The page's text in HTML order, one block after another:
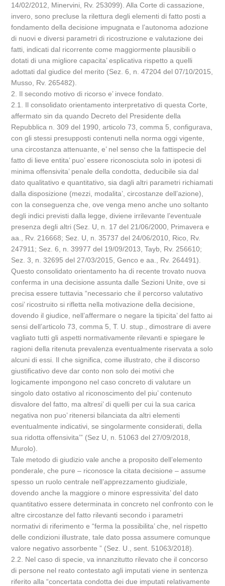
14/02/2012, Minervini, Rv. 253099). Alla Corte di cassazione,
invero, sono precluse la rilettura degli elementi di fatto posti a
fondamento della decisione impugnata e l’autonoma adozione
di nuovi e diversi parametri di ricostruzione e valutazione dei
fatti, indicati dal ricorrente come maggiormente plausibili o
dotati di una migliore capacita’ esplicativa rispetto a quelli
adottati dal giudice del merito (Sez. 6, n. 47204 del 07/10/2015,
Musso, Rv. 265482).
2. Il secondo motivo di ricorso e’ invece fondato.
2.1. Il consolidato orientamento interpretativo di questa Corte,
affermato sin da quando Decreto del Presidente della
Repubblica n. 309 del 1990, articolo 73, comma 5, configurava,
con gli stessi presupposti contenuti nella norma oggi vigente,
una circostanza attenuante, e’ nel senso che la fattispecie del
fatto di lieve entita’ puo’ essere riconosciuta solo in ipotesi di
minima offensivita’ penale della condotta, deducibile sia dal
dato qualitativo e quantitativo, sia dagli altri parametri richiamati
dalla disposizione (mezzi, modalita’, circostanze dell’azione),
con la conseguenza che, ove venga meno anche uno soltanto
degli indici previsti dalla legge, diviene irrilevante l’eventuale
presenza degli altri (Sez. U, n. 17 del 21/06/2000, Primavera e
aa., Rv. 216668; Sez. U, n. 35737 del 24/06/2010, Rico, Rv.
247911; Sez. 6, n. 39977 del 19/09/2013, Tayb, Rv. 256610;
Sez. 3, n. 32695 del 27/03/2015, Genco e aa., Rv. 264491).
Questo consolidato orientamento ha di recente trovato nuova
conferma in una decisione assunta dalle Sezioni Unite, ove si
precisa essere tuttavia “necessario che il percorso valutativo
cosi’ ricostruito si rifletta nella motivazione della decisione,
dovendo il giudice, nell’affermare o negare la tipicita’ del fatto ai
sensi dell’articolo 73, comma 5, T. U. stup., dimostrare di avere
vagliato tutti gli aspetti normativamente rilevanti e spiegare le
ragioni della ritenuta prevalenza eventualmente riservata a solo
alcuni di essi. Il che significa, come illustrato, che il discorso
giustificativo deve dar conto non solo dei motivi che
logicamente impongono nel caso concreto di valutare un
singolo dato ostativo al riconoscimento del piu’ contenuto
disvalore del fatto, ma altresi’ di quelli per cui la sua carica
negativa non puo’ ritenersi bilanciata da altri elementi
eventualmente indicativi, se singolarmente considerati, della
sua ridotta offensivita’” (Sez U, n. 51063 del 27/09/2018,
Murolo).
Tale metodo di giudizio vale anche a proposito dell’elemento
ponderale, che pure – riconosce la citata decisione – assume
spesso un ruolo centrale nell’apprezzamento giudiziale,
dovendo anche la maggiore o minore espressivita’ del dato
quantitativo essere determinata in concreto nel confronto con le
altre circostanze del fatto rilevanti secondo i parametri
normativi di riferimento e “ferma la possibilita’ che, nel rispetto
delle condizioni illustrate, tale dato possa assumere comunque
valore negativo assorbente ” (Sez. U., sent. 51063/2018).
2.2. Nel caso di specie, va innanzitutto rilevato che il concorso
di persone nel reato contestato agli imputati viene in sentenza
riferito alla “concertata condotta dei due imputati relativamente